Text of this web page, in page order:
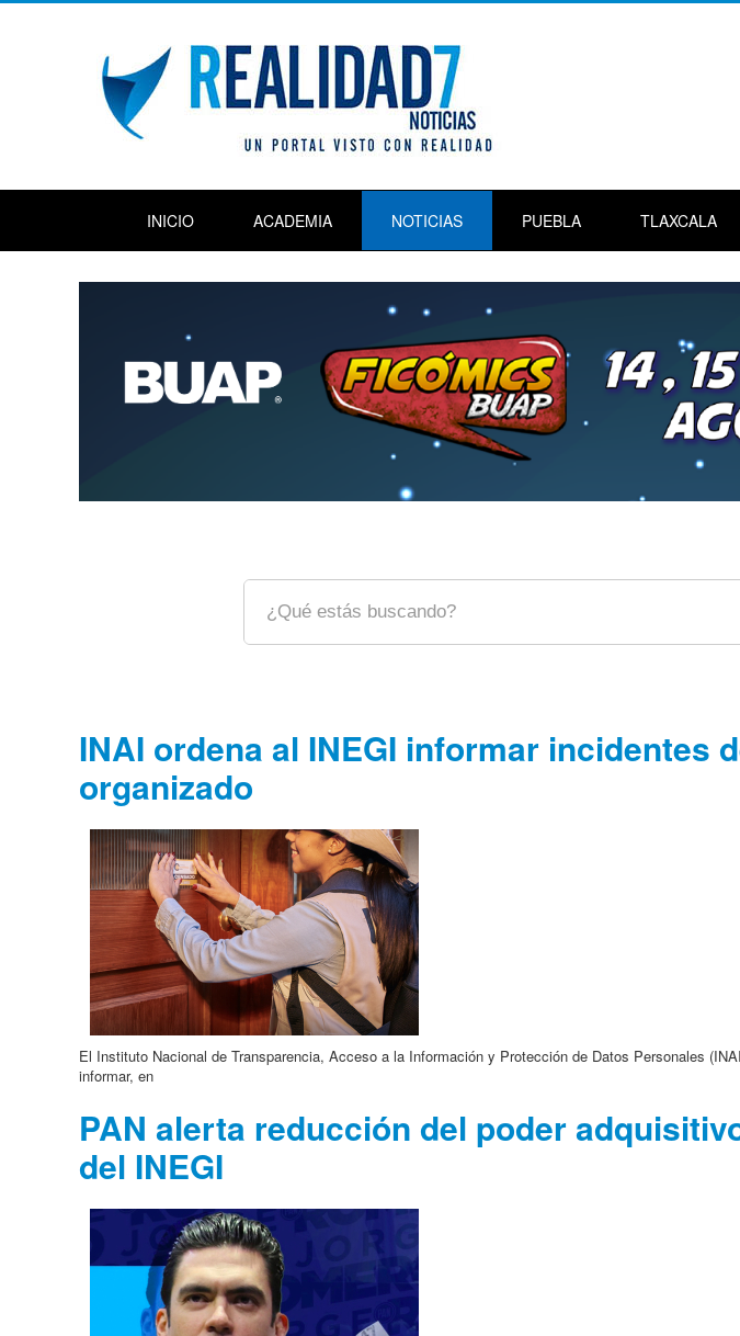
INICIO ACADEMIA NOTICIAS PUEBLA TLAXCALA
INAI ordena al INEGI informar incidentes
organizado
El Instituto Nacional de Transparencia, Acceso a la Información y Protección de Datos Personales
informar, en
PAN alerta reducción del poder
del INEGI